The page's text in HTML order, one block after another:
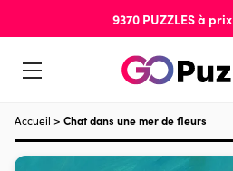
9370 PUZZLESà prix
Accueil > Chat dans une mer de fleurs